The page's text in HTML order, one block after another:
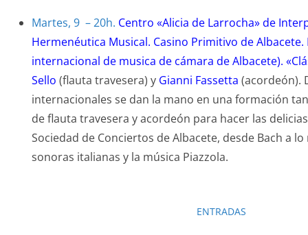
Martes, 9 – 20h. Centro «Alicia de Larrocha» de
Hermenéutica Musical. Casino Primitivo de Albacete.
internacional de musica de cámara de Albacete).
Sello (flauta travesera) y Gianni Fassetta (acordeón).
internacionales se dan la mano en una formación
de flauta travesera y acordeón para hacer las
Sociedad de Conciertos de Albacete, desde Bach a
sonoras italianas y la música Piazzola.
ENTRADAS